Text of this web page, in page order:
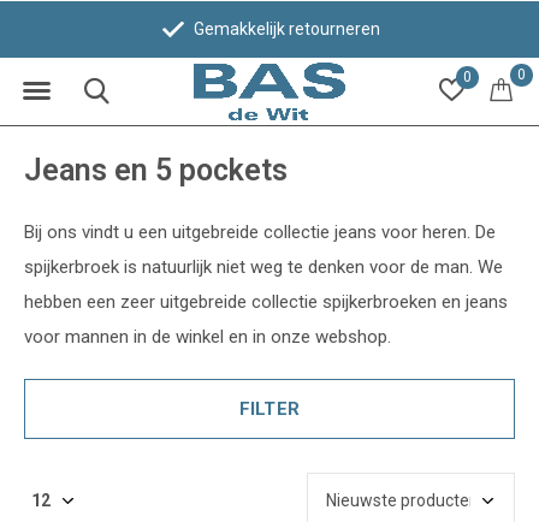
0 0
Gemakkelijk retourneren
Jeans en 5 pockets
Bij ons vindt u een uitgebreide collectie jeans voor heren. De
spijkerbroek is natuurlijk niet weg te denken voor de man. We
hebben een zeer uitgebreide collectie spijkerbroeken en jeans
voor mannen in de winkel en in onze webshop.
FILTER